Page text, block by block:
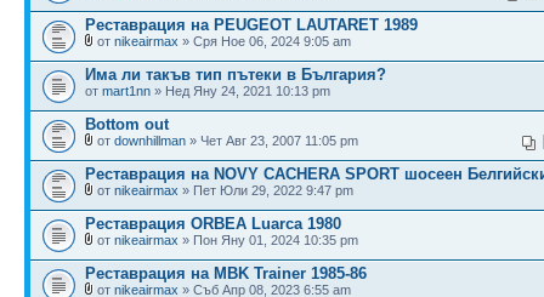
Реставрация на PEUGEOT LAUTARET 1989
от nikeairmax » Сря Ное 06, 2024 9:05 am
Има ли такъв тип пътеки в България?
от mart1nn » Нед Яну 24, 2021 10:13 pm
Bottom out
от downhillman » Чет Авг 23, 2007 11:05 pm
Реставрация на NOVY CACHERA SPORT шосеен
от nikeairmax » Пет Юли 29, 2022 9:47 pm
Реставрация ORBEA Luarca 1980
от nikeairmax » Пон Яну 01, 2024 10:35 pm
Реставрация на MBK Trainer 1985-86
от nikeairmax » Съб Апр 08, 2023 6:55 am